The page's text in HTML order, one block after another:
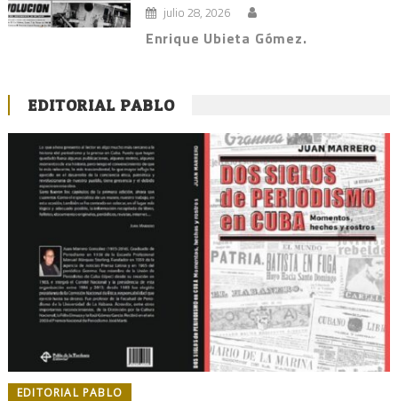
julio 28, 2026
Enrique Ubieta Gómez.
EDITORIAL PABLO
EDITORIAL PABLO